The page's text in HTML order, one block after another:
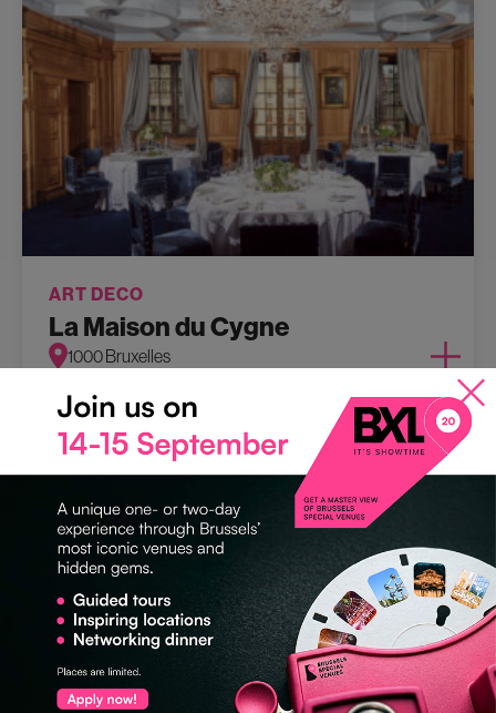
ART DECO
La Maison du Cygne
1000 Bruxelles